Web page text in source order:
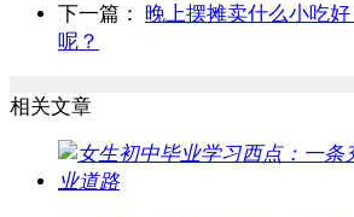
下一篇： 晚上摆摊卖什么小吃
呢？
相关文章